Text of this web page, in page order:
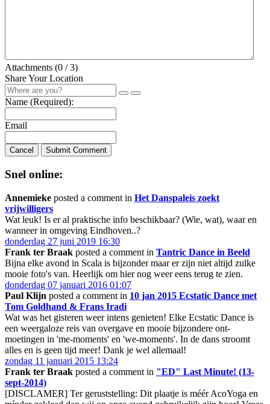
Attachments (0 / 3)
Share Your Location
Name (Required):
Email
Cancel Submit Comment
Snel online:
Annemieke posted a comment in Het Danspaleis zoekt
vrijwilligers
Wat leuk! Is er al praktische info beschikbaar? (Wie, wat), waar en
wanneer in omgeving Eindhoven..?
donderdag 27 juni 2019 16:30
Frank ter Braak posted a comment in Tantric Dance in Beeld
Bijna elke avond in Scala is bijzonder maar er zijn niet altijd zulke
mooie foto's van. Heerlijk om hier nog weer eens terug te zien.
donderdag 07 januari 2016 01:07
Paul Klijn posted a comment in 10 jan 2015 Ecstatic Dance met
Tom Goldhand & Frans Iradi
Wat was het gisteren weer intens genieten! Elke Ecstatic Dance is
een weergaloze reis van overgave en mooie bijzondere ont-
moetingen in 'me-moments' en 'we-moments'. In de dans stroomt
alles en is geen tijd meer! Dank je wel allemaal!
zondag 11 januari 2015 13:24
Frank ter Braak posted a comment in "ED" Last Minute! (13-
sept-2014)
[DISCLAMER] Ter geruststelling: Dit plaatje is méér AcoYoga en